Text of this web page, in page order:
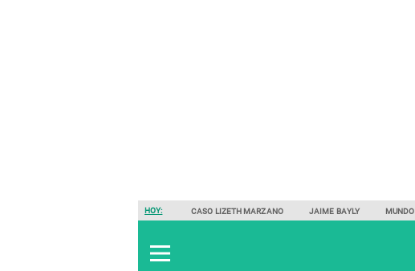
HOY: CASO LIZETH MARZANO JAIME BAYLY MUNDO